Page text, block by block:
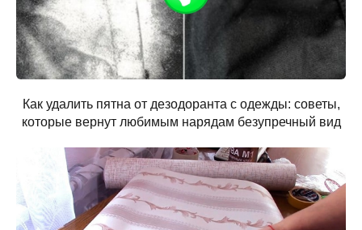
Как удалить пятна от дезодоранта с одежды: советы,
которые вернут любимым нарядам безупречный вид